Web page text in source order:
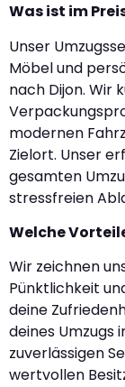
Was ist im
Unser
Möbel und
nach Dijon. Wir
modernen
Zielort. Unser
gesamten
stressfreien
Welche
Wir zeichnen
Pünktlichkeit
deine
deines Umzugs
zuverlässigen
wertvollen